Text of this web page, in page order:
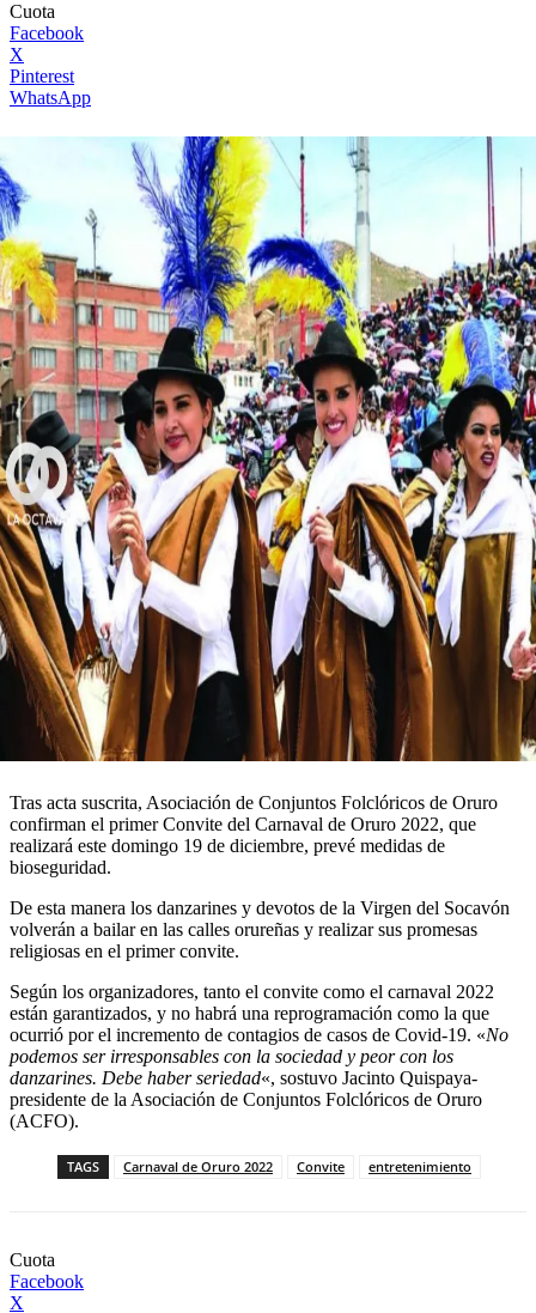
Cuota
Facebook
X
Pinterest
WhatsApp
Tras acta suscrita, Asociación de Conjuntos Folclóricos de Oruro
confirman el primer Convite del Carnaval de Oruro 2022, que
realizará este domingo 19 de diciembre, prevé medidas de
bioseguridad.
De esta manera los danzarines y devotos de la Virgen del Socavón
volverán a bailar en las calles orureñas y realizar sus promesas
religiosas en el primer convite.
Según los organizadores, tanto el convite como el carnaval 2022
están garantizados, y no habrá una reprogramación como la que
ocurrió por el incremento de contagios de casos de Covid-19. «No
podemos ser irresponsables con la sociedad y peor con los
danzarines. Debe haber seriedad«, sostuvo Jacinto Quispaya-
presidente de la Asociación de Conjuntos Folclóricos de Oruro
(ACFO).
TAGS Carnaval de Oruro 2022 Convite entretenimiento
Cuota
Facebook
X